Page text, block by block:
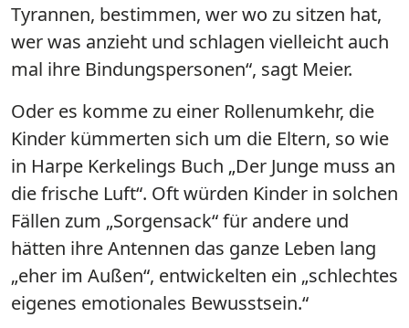
Tyrannen, bestimmen, wer wo zu sitzen hat,
wer was anzieht und schlagen vielleicht auch
mal ihre Bindungspersonen“, sagt Meier.
Oder es komme zu einer Rollenumkehr, die
Kinder kümmerten sich um die Eltern, so wie
in Harpe Kerkelings Buch „Der Junge muss an
die frische Luft“. Oft würden Kinder in solchen
Fällen zum „Sorgensack“ für andere und
hätten ihre Antennen das ganze Leben lang
„eher im Außen“, entwickelten ein „schlechtes
eigenes emotionales Bewusstsein.“